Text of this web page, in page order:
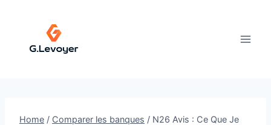
Home / Comparer les banques / N26 Avis : Ce Que Je